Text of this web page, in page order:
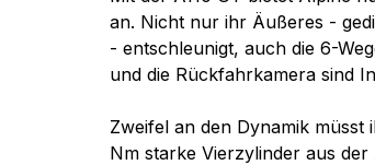
an. Nicht nur ihr Äußeres -
- entschleunigt, auch die 6-
und die Rückfahrkamera sind
Zweifel an den Dynamik
Nm starke Vierzylinder aus der